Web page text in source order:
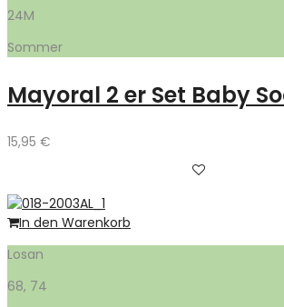
24M
Sommer
Mayoral 2 er Set Baby
15,95 €
In den Warenkorb
Losan
68, 74